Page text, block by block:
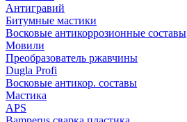
Антигравий
Битумные мастики
Восковые антикоррозионные составы
Мовили
Преобразователь ржавчины
Dugla Profi
Восковые антикор. составы
Мастика
APS